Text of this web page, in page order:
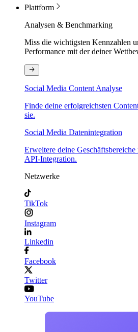
Plattform
Analysen & Benchmarking
Miss die wichtigsten Kennzahlen
Performance mit der deiner
Social Media Content Analyse
Finde deine erfolgreichsten
sie.
Social Media Datenintegration
Erweitere deine
API-Integration.
Netzwerke
TikTok
Instagram
Linkedin
Facebook
Twitter
YouTube